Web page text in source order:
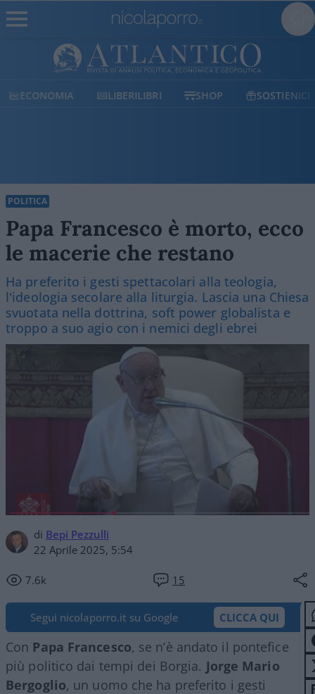
ECONOMIA LIBERILIBRI SHOP SOSTIENICI
POLITICA
Papa Francesco è morto, ecco
le macerie che restano
Ha preferito i gesti spettacolari alla teologia,
l'ideologia secolare alla liturgia. Lascia una Chiesa
svuotata nella dottrina, soft power globalista e
troppo a suo agio con i nemici degli ebrei
di Bepi Pezzulli
22 Aprile 2025, 5:54
7.6k 15
Segui nicolaporro.it su Google CLICCA QUI
Con Papa Francesco, se n’è andato il pontefice
più politico dai tempi dei Borgia. Jorge Mario
Bergoglio, un uomo che ha preferito i gesti